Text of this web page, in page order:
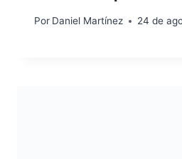
Por Daniel Martínez 24 de